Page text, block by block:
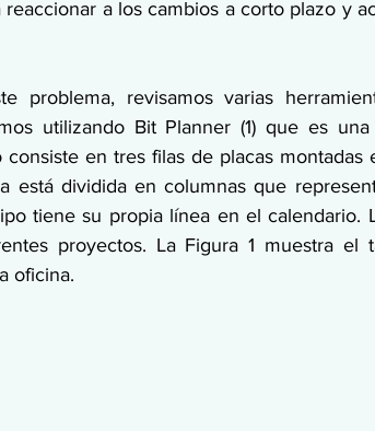
reaccionar a los cambios a corto plazo y
problema, revisamos varias
utilizando Bit Planner (1) que es
consiste en tres filas de placas
está dividida en columnas que
tiene su propia línea en el calendario.
proyectos. La Figura 1 muestra
oficina.